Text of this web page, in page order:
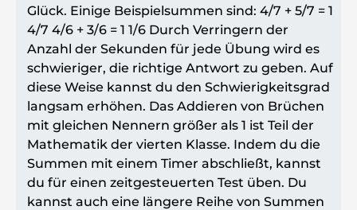
Glück. Einige Beispielsummen sind: 4/7 + 5/7 = 1
4/7 4/6 + 3/6 = 1 1/6 Durch Verringern der
Anzahl der Sekunden für jede Übung wird es
schwieriger, die richtige Antwort zu geben. Auf
diese Weise kannst du den Schwierigkeitsgrad
langsam erhöhen. Das Addieren von Brüchen
mit gleichen Nennern größer als 1 ist Teil der
Mathematik der vierten Klasse. Indem du die
Summen mit einem Timer abschließt, kannst
du für einen zeitgesteuerten Test üben. Du
kannst auch eine längere Reihe von Summen